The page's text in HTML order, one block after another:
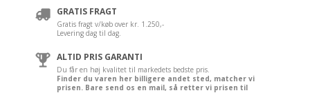
GRATIS FRAGT
Gratis fragt v/køb over kr. 1.250,-
Levering dag til dag.
ALTID PRIS GARANTI
Du får en høj kvalitet til markedets bedste pris.
Finder du varen her billigere andet sted, matcher vi
prisen. Bare send os en mail, så retter vi prisen til